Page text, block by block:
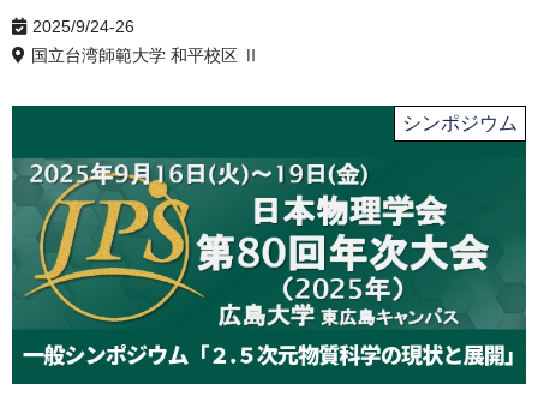
2025/9/24-26
国立台湾師範大学 和平校区 Ⅱ
シンポジウム